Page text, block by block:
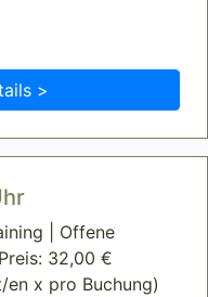
>
| Offene
32,00 €
x pro Buchung)